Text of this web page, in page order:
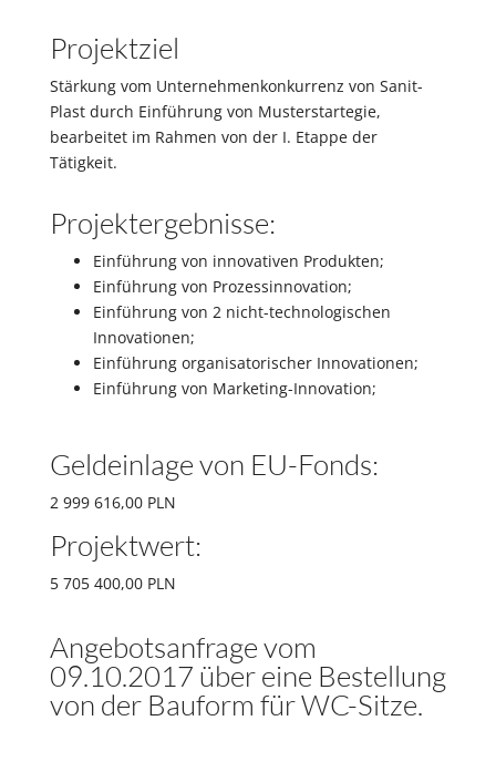
Projektziel
Stärkung vom Unternehmenkonkurrenz von Sanit-
Plast durch Einführung von Musterstartegie,
bearbeitet im Rahmen von der I. Etappe der
Tätigkeit.
Projektergebnisse:
Einführung von innovativen Produkten;
Einführung von Prozessinnovation;
Einführung von 2 nicht-technologischen
Innovationen;
Einführung organisatorischer Innovationen;
Einführung von Marketing-Innovation;
Geldeinlage von EU-Fonds:
2 999 616,00 PLN
Projektwert:
5 705 400,00 PLN
Angebotsanfrage vom
09.10.2017 über eine Bestellung
von der Bauform für WC-Sitze.